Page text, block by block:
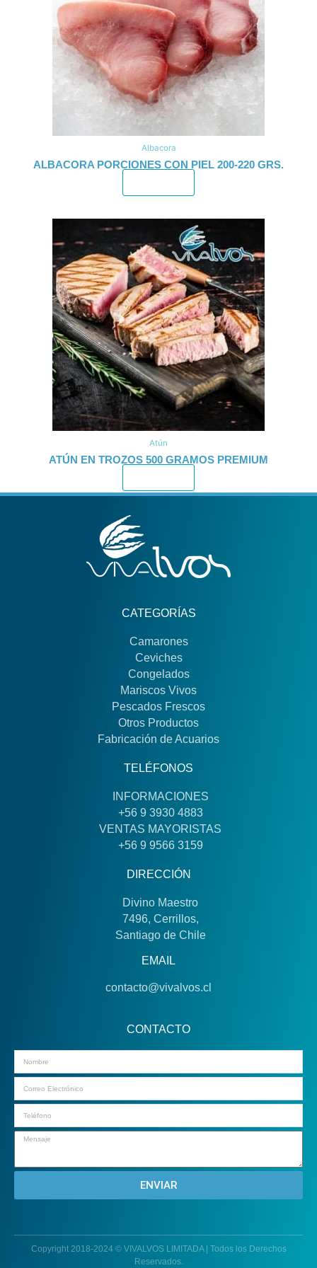
Albacora
ALBACORA PORCIONES CON PIEL 200-220 GRS.
Atún
ATÚN EN TROZOS 500 GRAMOS PREMIUM
CATEGORÍAS
Camarones
Ceviches
Congelados
Mariscos Vivos
Pescados Frescos
Otros Productos
Fabricación de Acuarios
TELÉFONOS
INFORMACIONES
+56 9 3930 4883
VENTAS MAYORISTAS
+56 9 9566 3159
DIRECCIÓN
Divino Maestro
7496, Cerrillos,
Santiago de Chile
EMAIL
contacto@vivalvos.cl
CONTACTO
Email
ENVIAR
Copyright 2018-2024 © VIVALVOS LIMITADA | Todos los Derechos
Reservados.